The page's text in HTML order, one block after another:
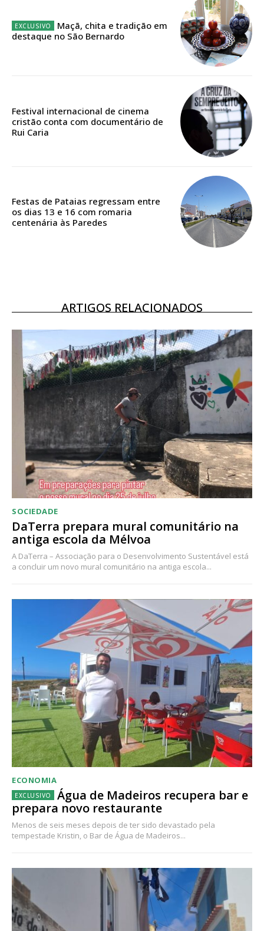
Edição em papel entregue à Quinta-feira em sua
Acesso aos conteúdos Exclusivos para
Ofertas para assinatura anual
ASSINATURA
DIGITAL ANUAL
Acesso ao conteúdo online
Acesso aos conteúdos Exclusivos para
assinantes
Ofertas para assinatura anual
Escolha o plano
Maçã, chita e tradição em
destaque no São Bernardo
Festival internacional de cinema
cristão conta com documentário de
Rui Caria
Festas de Pataias regressam entre
os dias 13 e 16 com romaria
centenária às Paredes
ARTIGOS RELACIONADOS
SOCIEDADE
DaTerra prepara mural comunitário na
antiga escola da Mélvoa
A DaTerra – Associação para o Desenvolvimento Sustentável está
a concluir um novo mural comunitário na antiga escola...
ECONOMIA
Água de Madeiros recupera bar e
prepara novo restaurante
Menos de seis meses depois de ter sido devastado pela
tempestade Kristin, o Bar de Água de Madeiros...